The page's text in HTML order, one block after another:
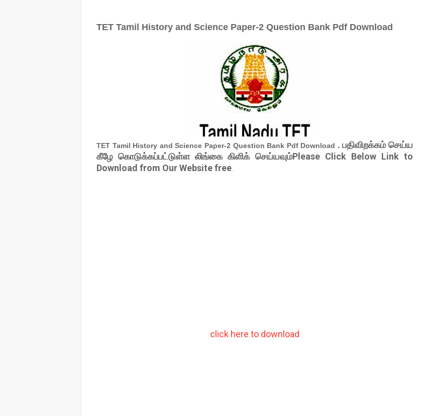
TET Tamil History and Science Paper-2 Question Bank Pdf Download
TET Tamil History and Science Paper-2 Question Bank Pdf Download . பதிவிறக்கம் செய்ய
கீழே கொடுக்கப்பட்டுள்ள லிங்கை கிளிக் செய்யவும்Please Click Below Link to
Download from Our Website free
click here to download